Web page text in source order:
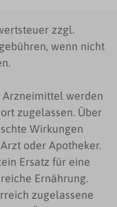
zzgl.
wenn nicht
werden
zugelassen. Über
Wirkungen
oder Apotheker.
Ersatz für eine
Ernährung.
zugelassene